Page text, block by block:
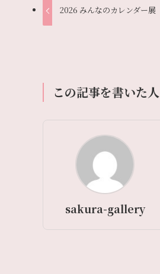
2026 みんなのカレンダー展
この記事を書いた人
sakura-gallery